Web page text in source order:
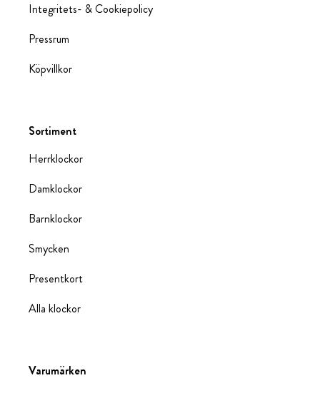
Integritets- & Cookiepolicy
Pressrum
Köpvillkor
Sortiment
Herrklockor
Damklockor
Barnklockor
Smycken
Presentkort
Alla klockor
Varumärken